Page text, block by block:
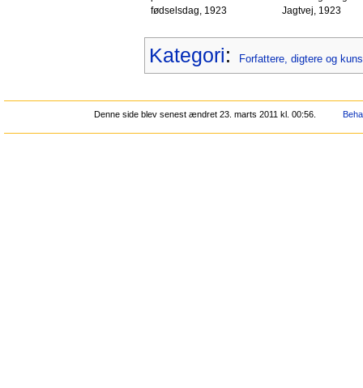
fødselsdag, 1923
Jagtvej, 1923
Kategori: Forfattere, digtere og
Denne side blev senest ændret 23. marts 2011 kl. 00:56.